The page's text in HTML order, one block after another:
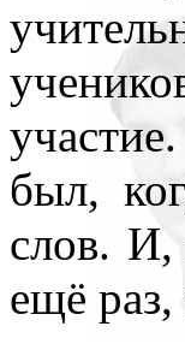
был,
слов. И,
ещё раз,